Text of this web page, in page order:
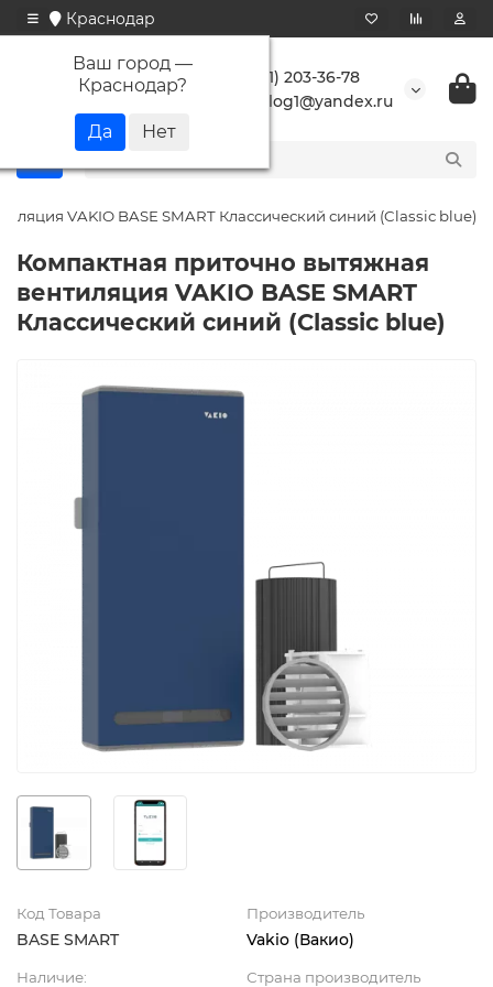
Краснодар
Ваш город —
Краснодар?
+7 (861) 203-36-78
buranlog1@yandex.ru
VAKIO BASE SMART Классический синий (Classic blue)
Компактная приточно вытяжная
вентиляция VAKIO BASE SMART
Классический синий (Classic blue)
Код Товара
BASE SMART
Производитель
Vakio (Вакио)
Наличие: Страна производитель